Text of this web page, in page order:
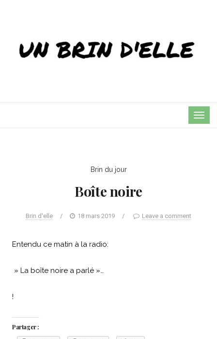
Brin du jour
Boîte noire
Brin d'elle / 18 mars 2019 / Leave a comment
Entendu ce matin à la radio:
» La boîte noire a parlé »…
!
Partager :